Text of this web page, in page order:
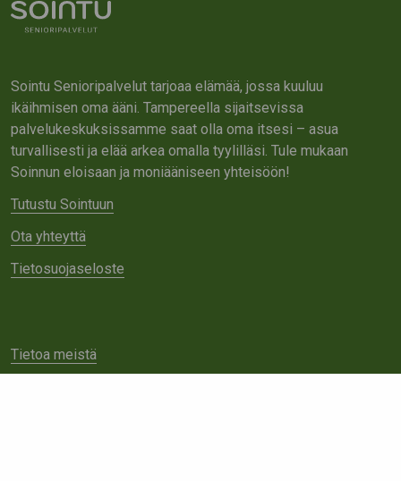
Sointu Senioripalvelut tarjoaa elämää, jossa kuuluu
ikäihmisen oma ääni. Tampereella sijaitsevissa
palvelukeskuksissamme saat olla oma itsesi – asua
turvallisesti ja elää arkea omalla tyylilläsi. Tule mukaan
Soinnun eloisaan ja moniääniseen yhteisöön!
Tutustu Sointuun
Ota yhteyttä
Tietosuojaseloste
Tietoa meistä